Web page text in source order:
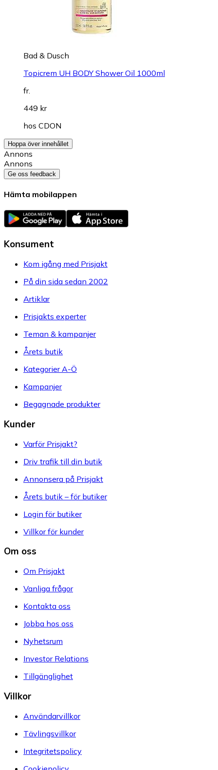
Bad & Dusch
Topicrem UH BODY Shower Oil 1000ml
fr.
449 kr
hos CDON
Hoppa över innehållet
Annons
Annons
Ge oss feedback
Hämta mobilappen
Konsument
Kom igång med Prisjakt
På din sida sedan 2002
Artiklar
Prisjakts experter
Teman & kampanjer
Årets butik
Kategorier A-Ö
Kampanjer
Begagnade produkter
Kunder
Varför Prisjakt?
Driv trafik till din butik
Annonsera på Prisjakt
Årets butik – för butiker
Login för butiker
Villkor för kunder
Om oss
Om Prisjakt
Vanliga frågor
Kontakta oss
Jobba hos oss
Nyhetsrum
Investor Relations
Tillgänglighet
Villkor
Användarvillkor
Tävlingsvillkor
Integritetspolicy